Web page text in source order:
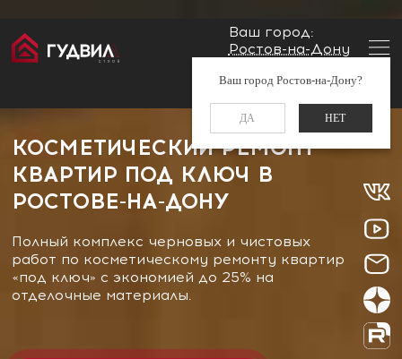
Ваш город:
Ростов-на-Дону
Ваш город Ростов-на-Дону?
ДА НЕТ
Заказать звонок
Главная
Ремонт квартир
Косметический ремонт квартир в Ростове-на-Дону
КОСМЕТИЧЕСКИЙ РЕМОНТ
КВАРТИР ПОД КЛЮЧ В
РОСТОВЕ-НА-ДОНУ
Полный комплекс черновых и чистовых
работ по косметическому ремонту квартир
«под ключ» с экономией до 25% на
отделочные материалы.